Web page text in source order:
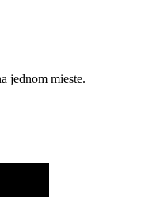
jednom mieste.